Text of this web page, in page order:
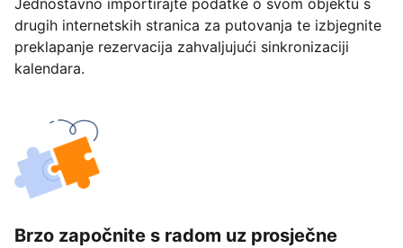
Jednostavno importirajte podatke o svom objektu s
drugih internetskih stranica za putovanja te izbjegnite
preklapanje rezervacija zahvaljujući sinkronizaciji
kalendara.
Brzo započnite s radom uz prosječne